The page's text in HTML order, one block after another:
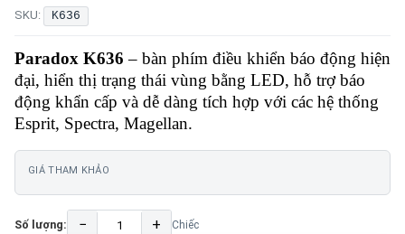
SKU: K636
Paradox K636 – bàn phím điều khiển báo động hiện
đại, hiển thị trạng thái vùng bằng LED, hỗ trợ báo
động khẩn cấp và dễ dàng tích hợp với các hệ thống
Esprit, Spectra, Magellan.
GIÁ THAM KHẢO
Số lượng: − + Chiếc